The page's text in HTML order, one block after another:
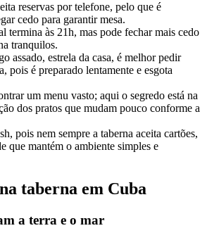
reservas por telefone, pelo que é
cedo para garantir mesa.
termina às 21h, mas pode fechar mais cedo
tranquilos.
assado, estrela da casa, é melhor pedir
pois é preparado lentamente e esgota
um menu vasto; aqui o segredo está na
dos pratos que mudam pouco conforme a
pois nem sempre a taberna aceita cartões,
que mantém o ambiente simples e
taberna em Cuba
a terra e o mar